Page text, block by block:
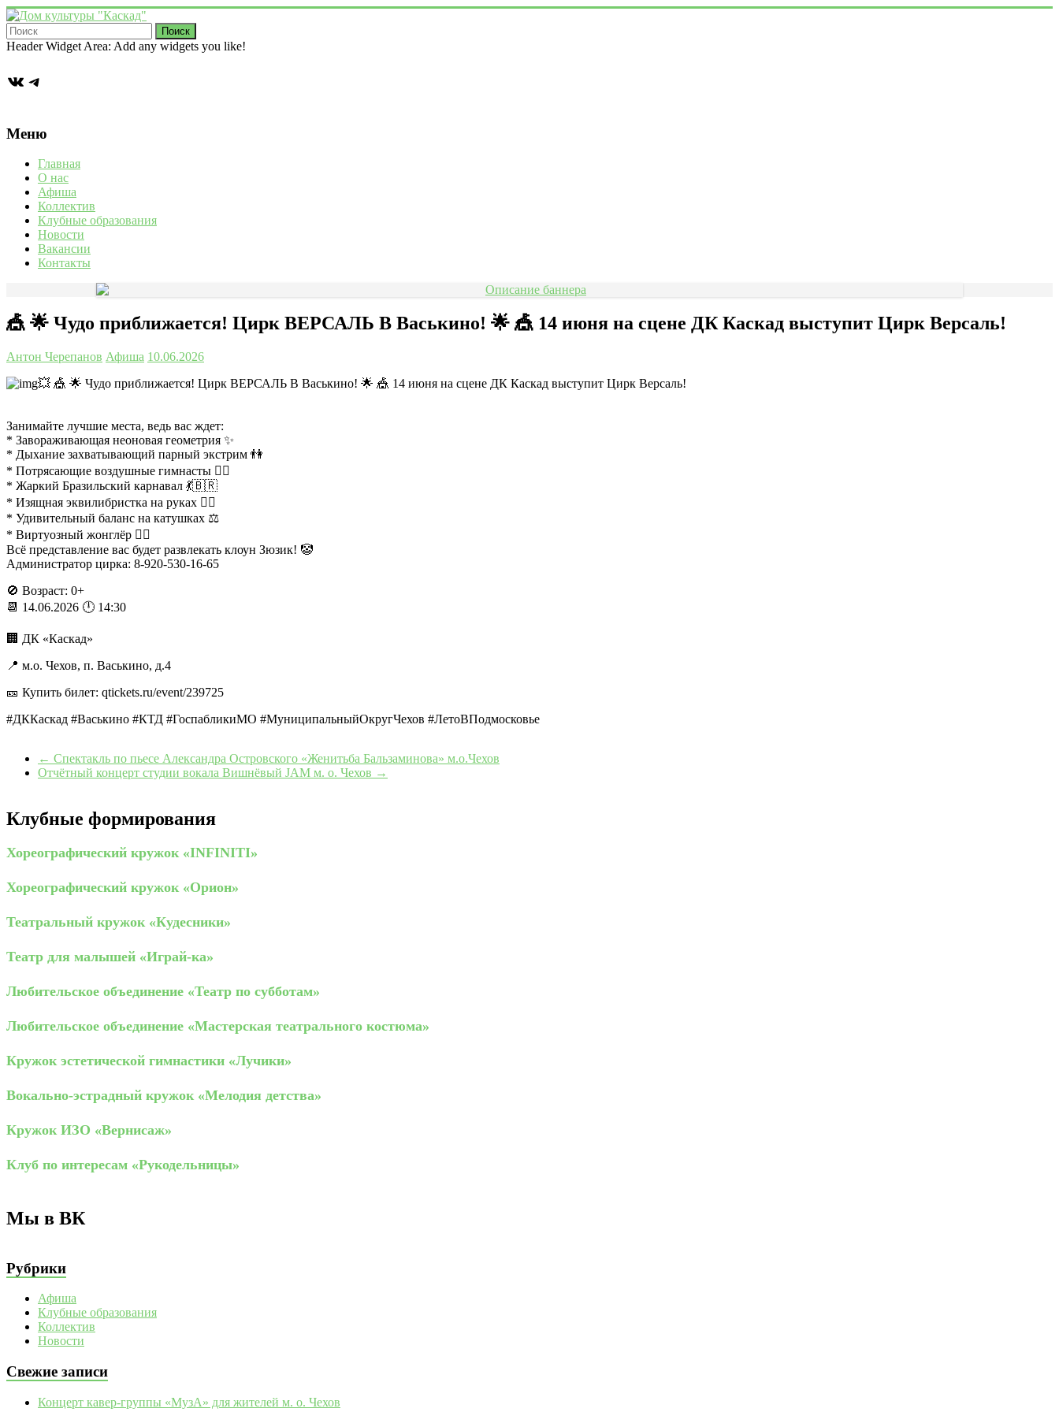
Перейти
к
содержимому
Дом
"Каскад"
в
Васькино
городского
округа
Чехов
Header Widget Area: Add any widgets you like!
ВКонтакте
Telegram
Меню
Главная
О нас
Афиша
Коллектив
Клубные образования
Новости
Вакансии
Контакты
🎪 🌟 Чудо приближается! Цирк ВЕРСАЛЬ В Васькино! 🌟 🎪 14 июня на сцене ДК Каскад выступит Цирк Версаль!
Антон Черепанов Афиша 10.06.2026
💥 🎪 🌟 Чудо приближается! Цирк ВЕРСАЛЬ В Васькино! 🌟 🎪 14 июня на сцене ДК Каскад выступит Цирк Версаль!
Занимайте лучшие места, ведь вас ждет:
* Завораживающая неоновая геометрия ✨
* Дыхание захватывающий парный экстрим 👫
* Потрясающие воздушные гимнасты 🤸‍♂️
* Жаркий Бразильский карнавал 💃🇧🇷
* Изящная эквилибристка на руках 🤸‍♀️
* Удивительный баланс на катушках ⚖
* Виртуозный жонглёр 🤹‍♂️
Всё представление вас будет развлекать клоун Зюзик! 🤡
Администратор цирка: 8-920-530-16-65
🚫 Возраст: 0+
📆 14.06.2026 🕛 14:30
🏢 ДК «Каскад»
📍 м.о. Чехов, п. Васькино, д.4
🎫 Купить билет: qtickets.ru/event/239725
#ДККаскад #Васькино #КТД #ГоспабликиМО #МуниципальныйОкругЧехов #ЛетоВПодмосковье
← Спектакль по пьесе Александра Островского «Женитьба Бальзаминова» м.о.Чехов
Отчётный концерт студии вокала Вишнёвый JAM м. о. Чехов →
Клубные формирования
Хореографический кружок «INFINITI»
Хореографический кружок «Орион»
Театральный кружок «Кудесники»
Театр для малышей «Играй-ка»
Любительское объединение «Театр по субботам»
Любительское объединение «Мастерская театрального костюма»
Кружок эстетической гимнастики «Лучики»
Вокально-эстрадный кружок «Мелодия детства»
Кружок ИЗО «Вернисаж»
Клуб по интересам «Рукодельницы»
Мы в ВК
Рубрики
Афиша
Клубные образования
Коллектив
Новости
Свежие записи
Концерт кавер-группы «МузА» для жителей м. о. Чехов